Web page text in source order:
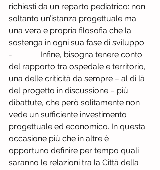
richiesti da un reparto pediatrico: non
soltanto un’istanza progettuale ma
una vera e propria filosofia che la
sostenga in ogni sua fase di sviluppo.
-              Infine, bisogna tenere conto
del rapporto tra ospedale e territorio,
una delle criticità da sempre – al di là
del progetto in discussione – più
dibattute, che però solitamente non
vede un sufficiente investimento
progettuale ed economico. In questa
occasione più che in altre è
opportuno definire per tempo quali
saranno le relazioni tra la Città della